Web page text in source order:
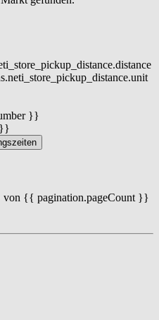
}}
{{ pagination.pageCount }}